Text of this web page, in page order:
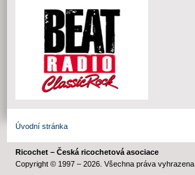
Úvodní stránka
Ricochet – Česká ricochetová asociace
Copyright © 1997 – 2026. Všechna práva vyhrazena.